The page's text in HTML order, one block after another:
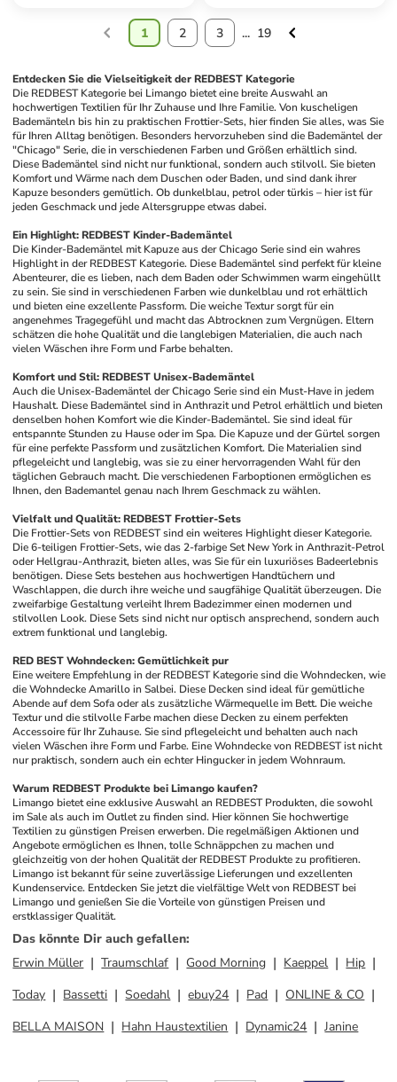
1 2 3 ... 19
Entdecken Sie die Vielseitigkeit der REDBEST Kategorie
Die REDBEST Kategorie bei Limango bietet eine breite Auswahl an
hochwertigen Textilien für Ihr Zuhause und Ihre Familie. Von kuscheligen
Bademänteln bis hin zu praktischen Frottier-Sets, hier finden Sie alles, was Sie
für Ihren Alltag benötigen. Besonders hervorzuheben sind die Bademäntel der
"Chicago" Serie, die in verschiedenen Farben und Größen erhältlich sind.
Diese Bademäntel sind nicht nur funktional, sondern auch stilvoll. Sie bieten
Komfort und Wärme nach dem Duschen oder Baden, und sind dank ihrer
Kapuze besonders gemütlich. Ob dunkelblau, petrol oder türkis – hier ist für
jeden Geschmack und jede Altersgruppe etwas dabei.
Ein Highlight: REDBEST Kinder-Bademäntel
Die Kinder-Bademäntel mit Kapuze aus der Chicago Serie sind ein wahres
Highlight in der REDBEST Kategorie. Diese Bademäntel sind perfekt für kleine
Abenteurer, die es lieben, nach dem Baden oder Schwimmen warm eingehüllt
zu sein. Sie sind in verschiedenen Farben wie dunkelblau und rot erhältlich
und bieten eine exzellente Passform. Die weiche Textur sorgt für ein
angenehmes Tragegefühl und macht das Abtrocknen zum Vergnügen. Eltern
schätzen die hohe Qualität und die langlebigen Materialien, die auch nach
vielen Wäschen ihre Form und Farbe behalten.
Komfort und Stil: REDBEST Unisex-Bademäntel
Auch die Unisex-Bademäntel der Chicago Serie sind ein Must-Have in jedem
Haushalt. Diese Bademäntel sind in Anthrazit und Petrol erhältlich und bieten
denselben hohen Komfort wie die Kinder-Bademäntel. Sie sind ideal für
entspannte Stunden zu Hause oder im Spa. Die Kapuze und der Gürtel sorgen
für eine perfekte Passform und zusätzlichen Komfort. Die Materialien sind
pflegeleicht und langlebig, was sie zu einer hervorragenden Wahl für den
täglichen Gebrauch macht. Die verschiedenen Farboptionen ermöglichen es
Ihnen, den Bademantel genau nach Ihrem Geschmack zu wählen.
Vielfalt und Qualität: REDBEST Frottier-Sets
Die Frottier-Sets von REDBEST sind ein weiteres Highlight dieser Kategorie.
Die 6-teiligen Frottier-Sets, wie das 2-farbige Set New York in Anthrazit-Petrol
oder Hellgrau-Anthrazit, bieten alles, was Sie für ein luxuriöses Badeerlebnis
benötigen. Diese Sets bestehen aus hochwertigen Handtüchern und
Waschlappen, die durch ihre weiche und saugfähige Qualität überzeugen. Die
zweifarbige Gestaltung verleiht Ihrem Badezimmer einen modernen und
stilvollen Look. Diese Sets sind nicht nur optisch ansprechend, sondern auch
extrem funktional und langlebig.
RED BEST Wohndecken: Gemütlichkeit pur
Eine weitere Empfehlung in der REDBEST Kategorie sind die Wohndecken, wie
die Wohndecke Amarillo in Salbei. Diese Decken sind ideal für gemütliche
Abende auf dem Sofa oder als zusätzliche Wärmequelle im Bett. Die weiche
Textur und die stilvolle Farbe machen diese Decken zu einem perfekten
Accessoire für Ihr Zuhause. Sie sind pflegeleicht und behalten auch nach
vielen Wäschen ihre Form und Farbe. Eine Wohndecke von REDBEST ist nicht
nur praktisch, sondern auch ein echter Hingucker in jedem Wohnraum.
Warum REDBEST Produkte bei Limango kaufen?
Limango bietet eine exklusive Auswahl an REDBEST Produkten, die sowohl
im Sale als auch im Outlet zu finden sind. Hier können Sie hochwertige
Textilien zu günstigen Preisen erwerben. Die regelmäßigen Aktionen und
Angebote ermöglichen es Ihnen, tolle Schnäppchen zu machen und
gleichzeitig von der hohen Qualität der REDBEST Produkte zu profitieren.
Limango ist bekannt für seine zuverlässige Lieferungen und exzellenten
Kundenservice. Entdecken Sie jetzt die vielfältige Welt von REDBEST bei
Limango und genießen Sie die Vorteile von günstigen Preisen und
erstklassiger Qualität.
Das könnte Dir auch gefallen:
Erwin Müller
Traumschlaf Good Morning Kaeppel
Hip
Today
Bassetti Soedahl ebuy24 Pad
ONLINE & CO
BELLA MAISON
Hahn Haustextilien Dynamic24 Janine